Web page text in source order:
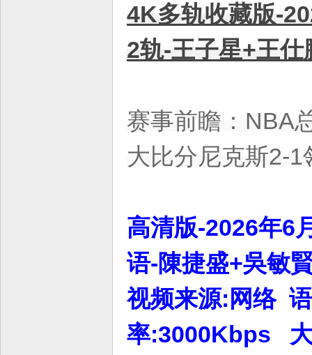
4K多轨收藏版-
2轨-王子星+王
赛事前瞻：NBA
大比分尼克斯2-1
高清版-2026年6
语-陳捷盛+吳敏
视频来源:网络
率:3000Kbps